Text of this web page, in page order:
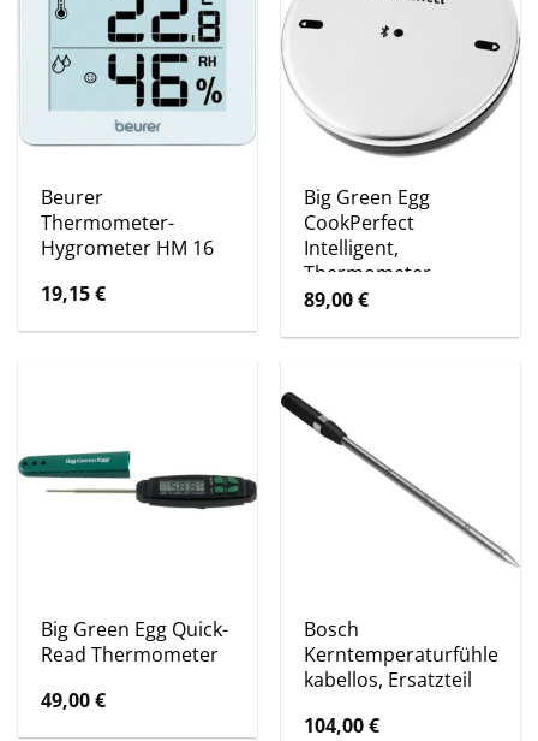
Beurer
Thermometer-
Hygrometer HM 16
19,15€
Big Green Egg
CookPerfect
Intelligent,
Thermometer
89,00€
Big Green Egg Quick-
Read Thermometer
49,00€
Bosch
Kerntemperaturfühler,
kabellos, Ersatzteil
104,00€